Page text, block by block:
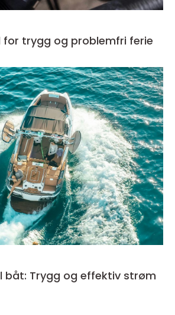
trygg og problemfri ferie
båt: Trygg og effektiv strøm